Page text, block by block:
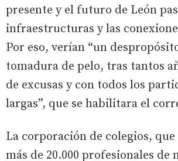
presente y el futuro de León
infraestructuras y las
Por eso, verían “un
tomadura de pelo, tras tantos
de excusas y con todos los
largas”, que se habilitara el
La corporación de colegios,
más de 20.000 profesionales de